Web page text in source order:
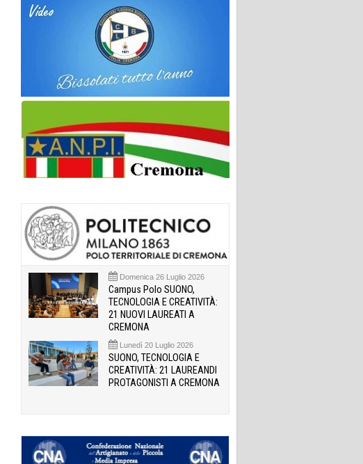
Domenica 26 Luglio 2026
Campus Polo SUONO,
TECNOLOGIA E CREATIVITÀ:
21 NUOVI LAUREATI A
CREMONA
Lunedì 20 Luglio 2026
SUONO, TECNOLOGIA E
CREATIVITÀ: 21 LAUREANDI
PROTAGONISTI A CREMONA